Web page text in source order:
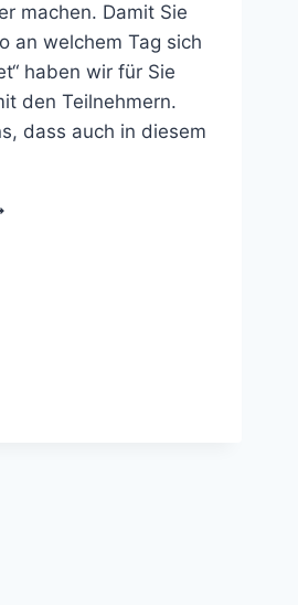
machen. Damit Sie
an welchem Tag sich
haben wir für Sie
den Teilnehmern.
dass auch in diesem